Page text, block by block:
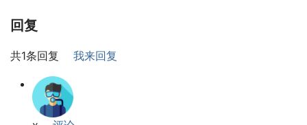
回复
共1条回复 我来回复